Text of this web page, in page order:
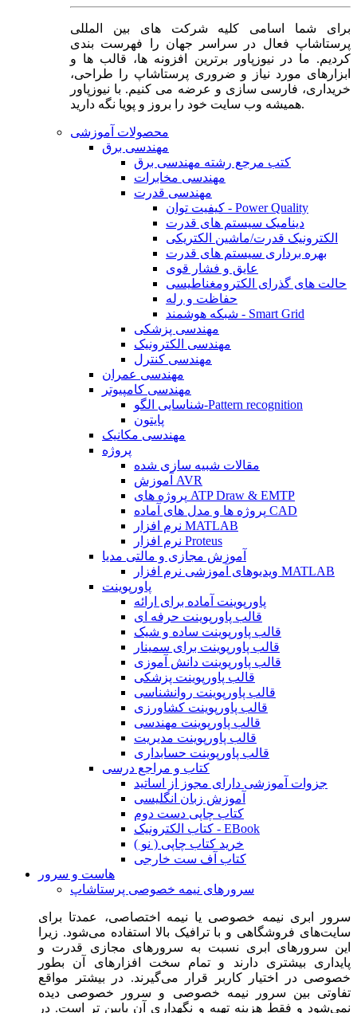
برای شما اسامی کلیه شرکت های بین المللی
پرستاشاپ فعال در سراسر جهان را فهرست بندی
کردیم. ما در نیوزپاور برترین افزونه ها، قالب ها و
ابزارهای مورد نیاز و ضروری پرستاشاپ را طراحی،
خریداری، فارسی سازی و عرضه می کنیم. با نیوزپاور
همیشه وب سایت خود را بروز و پویا نگه دارید.
محصولات آموزشی
مهندسی برق
کتب مرجع رشته مهندسی برق
مهندسی مخابرات
مهندسی قدرت
کیفیت توان - Power Quality
دینامیک سیستم های قدرت
الکترونیک قدرت/ماشین الکتریکی
بهره برداری سیستم های قدرت
عایق و فشار قوی
حالت های گذرای الکترومغناطیسی
حفاظت و رله
شبکه هوشمند - Smart Grid
مهندسی پزشکی
مهندسی الکترونیک
مهندسی کنترل
مهندسی عمران
مهندسی کامپیوتر
شناسایی الگو-Pattern recognition
پایتون
مهندسی مکانیک
پروژه
مقالات شبیه سازی شده
آموزش AVR
پروژه های ATP Draw & EMTP
پروژه ها و مدل های آماده CAD
نرم افزار MATLAB
نرم افزار Proteus
آموزش مجازی و مالتی مدیا
ویدیوهای آموزشی نرم افزار MATLAB
پاورپوینت
پاورپوینت آماده برای ارائه
قالب پاورپوینت حرفه ای
قالب پاورپوینت ساده و شیک
قالب پاورپوینت برای سمینار
قالب پاورپوینت دانش آموزی
قالب پاورپوینت پزشکی
قالب پاورپوینت روانشناسی
قالب پاورپوینت کشاورزی
قالب پاورپوینت مهندسی
قالب پاورپوینت مدیریت
قالب پاورپوینت حسابداری
کتاب و مراجع درسی
جزوات آموزشی دارای مجوز از اساتید
آموزش زبان انگلیسی
کتاب چاپی دست دوم
کتاب الکترونیک - EBook
خرید کتاب چاپی ( نو )
کتاب آف ست خارجی
هاست و سرور
سرورهای نیمه خصوصی پرستاشاپ
سرور ابری نیمه خصوصی یا نیمه اختصاصی، عمدتا برای
سایت‌های فروشگاهی و با ترافیک بالا استفاده می‌شود. زیرا
این سرورهای ابری نسبت به سرورهای مجازی قدرت و
پایداری بیشتری دارند و تمام سخت افزارهای آن بطور
خصوصی در اختیار کاربر قرار می‌گیرند. در بیشتر مواقع
تفاوتی بین سرور نیمه خصوصی و سرور خصوصی دیده
نمی‌شود و فقط هزینه تهیه و نگهداری آن پایین تر است. در